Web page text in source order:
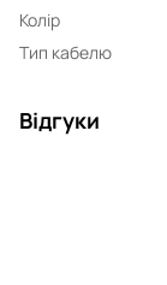
Колір
Тип кабелю
Відгуки